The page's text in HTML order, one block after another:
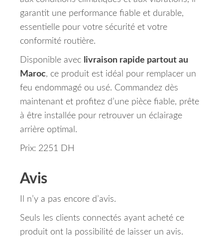
garantit une performance fiable et durable,
essentielle pour votre sécurité et votre
conformité routière.
Disponible avec livraison rapide partout au
Maroc, ce produit est idéal pour remplacer un
feu endommagé ou usé. Commandez dès
maintenant et profitez d’une pièce fiable, prête
à être installée pour retrouver un éclairage
arrière optimal.
Prix: 2251 DH
Avis
Il n’y a pas encore d’avis.
Seuls les clients connectés ayant acheté ce
produit ont la possibilité de laisser un avis.